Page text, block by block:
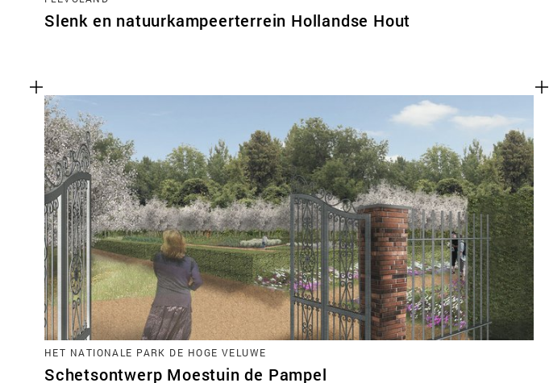
Slenk en natuurkampeerterrein Hollandse Hout
HET NATIONALE PARK DE HOGE VELUWE
Schetsontwerp Moestuin de Pampel